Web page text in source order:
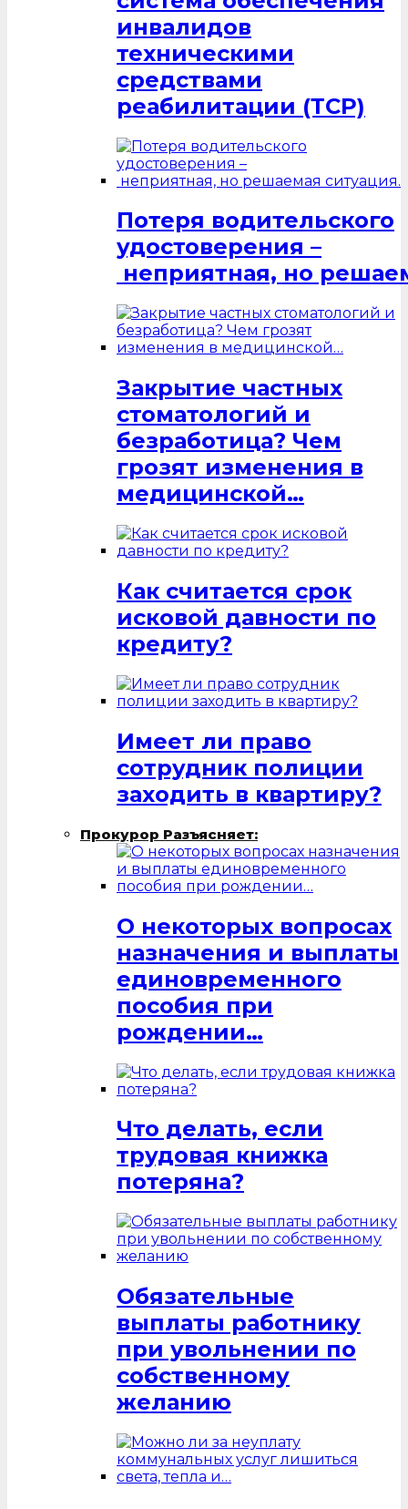
инвалидов
техническими
средствами
реабилитации (ТСР)
Потеря водительского
удостоверения –
неприятная, но
Закрытие частных
стоматологий и
безработица? Чем
грозят изменения в
медицинской…
Как считается срок
исковой давности по
кредиту?
Имеет ли право
сотрудник полиции
заходить в квартиру?
Прокурор Разъясняет:
О некоторых вопросах
назначения и выплаты
единовременного
пособия при
рождении…
Что делать, если
трудовая книжка
потеряна?
Обязательные
выплаты работнику
при увольнении по
собственному
желанию